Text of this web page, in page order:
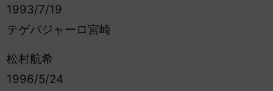
1993/7/19
テゲバジャーロ宮崎
松村航希
1996/5/24